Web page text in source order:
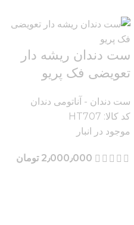
ست دندان ریشه دار
تعویضی فک پریو
ست دندان - آناتومی دندان
کد کالا: HT707
موجود در انبار
2٫000٫000 تومان